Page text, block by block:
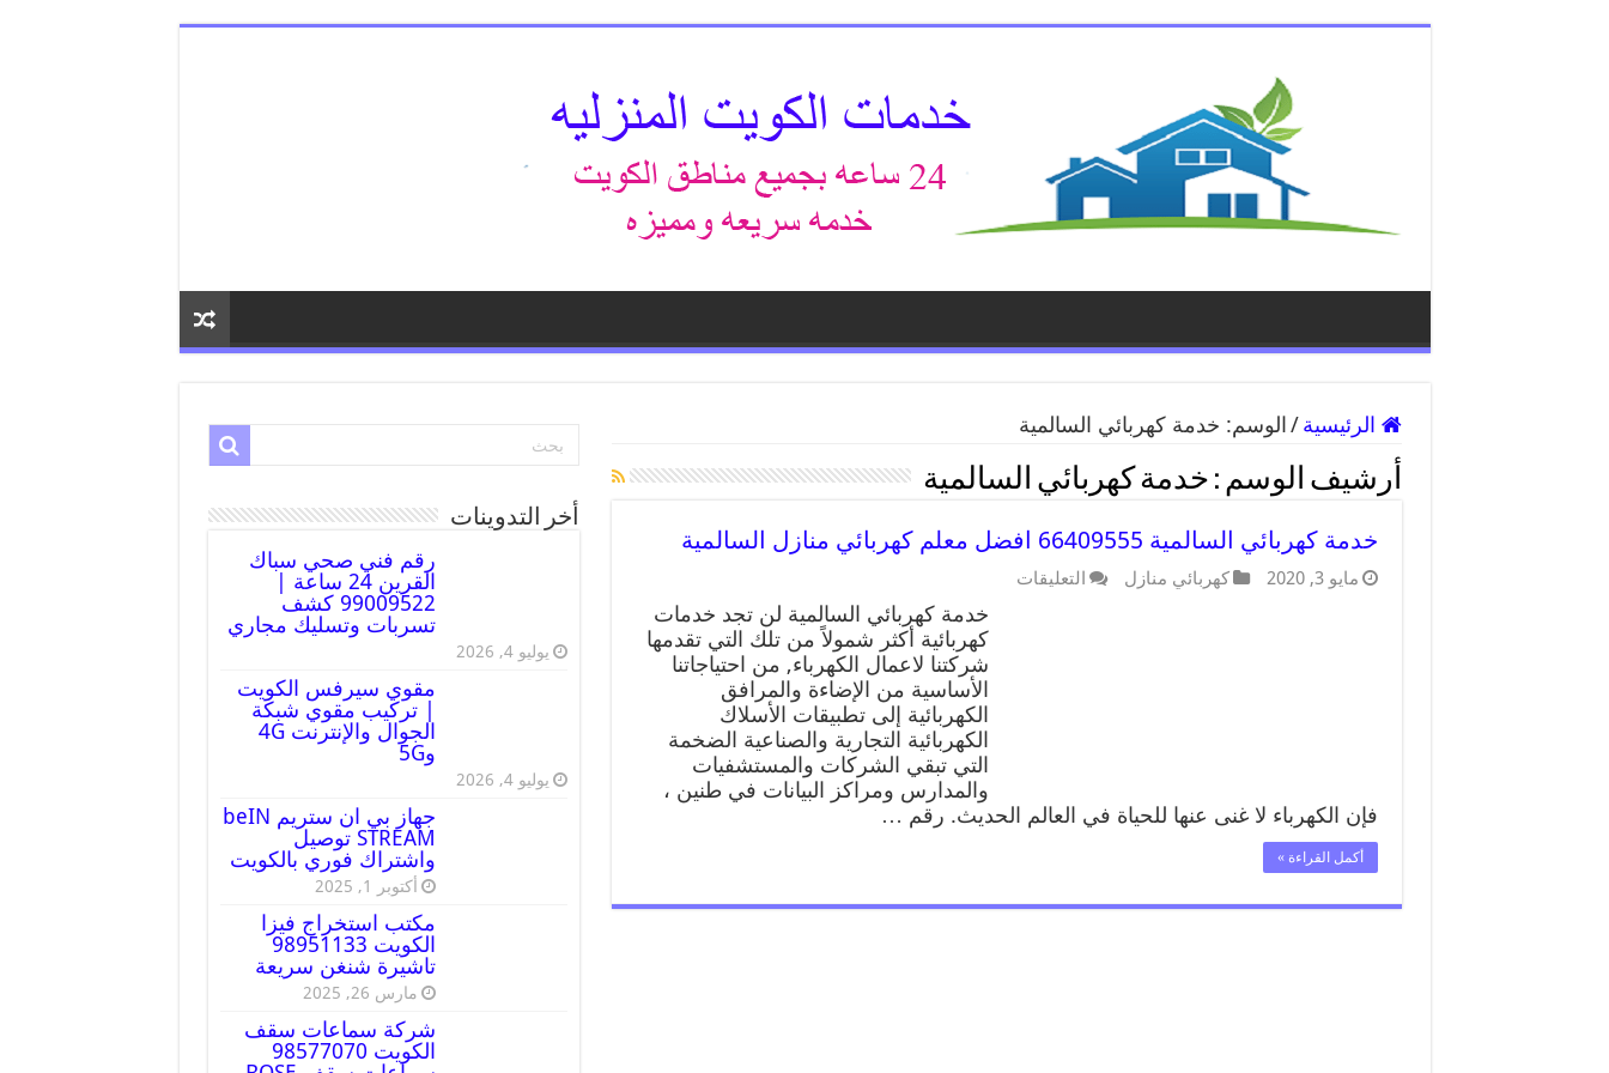
الرئيسية / الوسم: خدمة كهربائي السالمية
أرشيف الوسم : خدمة كهربائي السالمية
خدمة كهربائي السالمية 66409555 افضل معلم كهربائي منازل السالمية
مايو 3, 2020 كهربائي منازل التعليقات
خدمة كهربائي السالمية لن تجد خدمات
كهربائية أكثر شمولاً من تلك التي تقدمها
شركتنا لاعمال الكهرباء, من احتياجاتنا
الأساسية من الإضاءة والمرافق
الكهربائية إلى تطبيقات الأسلاك
الكهربائية التجارية والصناعية الضخمة
التي تبقي الشركات والمستشفيات
والمدارس ومراكز البيانات في طنين ،
فإن الكهرباء لا غنى عنها للحياة في العالم الحديث. رقم …
أكمل القراءة »
أخر التدوينات
رقم فني صحي سباك
القرين 24 ساعة |
99009522 كشف
تسربات وتسليك مجاري
يوليو 4, 2026
مقوي سيرفس الكويت
| تركيب مقوي شبكة
الجوال والإنترنت 4G
و5G
يوليو 4, 2026
جهاز بي ان ستريم beIN
STREAM توصيل
واشتراك فوري بالكويت
أكتوبر 1, 2025
مكتب استخراج فيزا
الكويت 98951133
تاشيرة شنغن سريعة
مارس 26, 2025
شركة سماعات سقف
الكويت 98577070